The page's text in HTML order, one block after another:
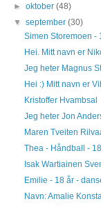
►oktober(48)
▼september(30)
Simen Storemoen -
Hei. Mitt navn er
Jeg heter Magnus
Hei :) Mitt navn er
Kristoffer Hvambsal
Jeg heter Jon
Maren Tveiten
Thea - Håndball -
Isak Wartiainen
Emilie - 18 år -
Navn: Amalie